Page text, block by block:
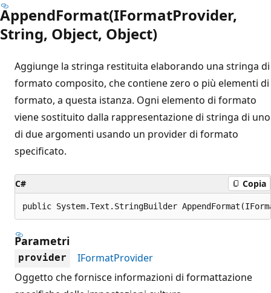
AppendFormat(IFormatProvider,
String, Object, Object)
Aggiunge la stringa restituita elaborando una stringa di
formato composito, che contiene zero o più elementi di
formato, a questa istanza. Ogni elemento di formato
viene sostituito dalla rappresentazione di stringa di uno
di due argomenti usando un provider di formato
specificato.
C# Copia
public System.Text.StringBuilder
Parametri
provider
IFormatProvider
Oggetto che fornisce informazioni di formattazione